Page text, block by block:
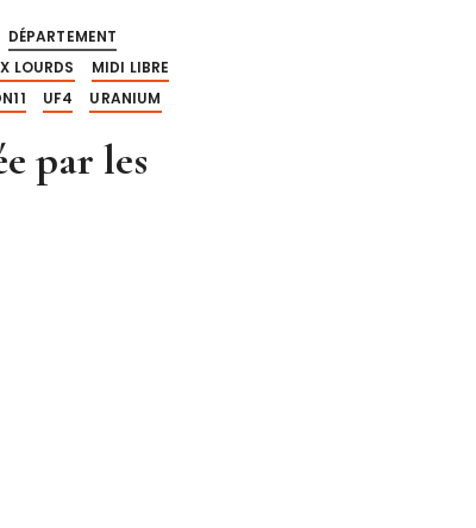
DÉPARTEMENT
LOURDS
MIDI LIBRE
UF4 URANIUM
par les